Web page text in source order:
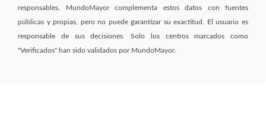
responsables. MundoMayor complementa estos datos con fuentes
públicas y propias, pero no puede garantizar su exactitud. El usuario es
responsable de sus decisiones. Solo los centros marcados como
"Verificados" han sido validados por MundoMayor.